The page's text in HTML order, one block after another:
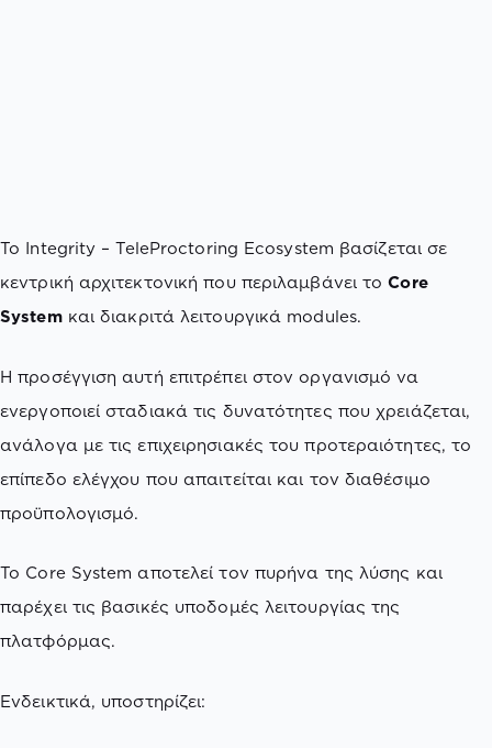
Το Integrity – TeleProctoring Ecosystem βασίζεται σε
κεντρική αρχιτεκτονική που περιλαμβάνει τοCore
Systemκαι διακριτά λειτουργικά modules.
Η προσέγγιση αυτή επιτρέπει στον οργανισμό να
ενεργοποιεί σταδιακά τις δυνατότητες που χρειάζεται,
ανάλογα με τις επιχειρησιακές του προτεραιότητες, το
επίπεδο ελέγχου που απαιτείται και τον διαθέσιμο
προϋπολογισμό.
Το Core System αποτελεί τον πυρήνα της λύσης και
παρέχει τις βασικές υποδομές λειτουργίας της
πλατφόρμας.
Ενδεικτικά, υποστηρίζει: